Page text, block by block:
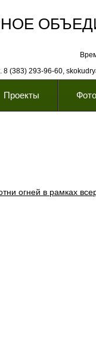
(383) 293-96-60,
Проекты Фото
огней в рамках